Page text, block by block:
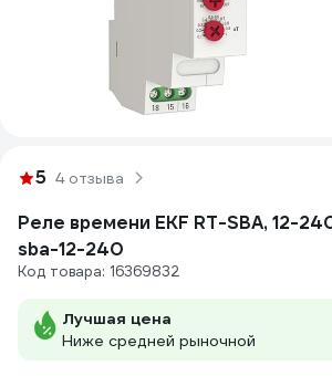
5 4 отзыва
Реле времени EKF RT-SBA, 12-
sba-12-240
Код товара: 16369832
Лучшая цена
Ниже средней рыночной